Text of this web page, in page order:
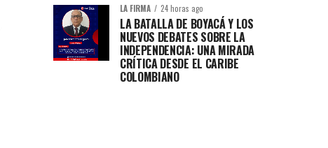
LA FIRMA 24 horas ago
LA BATALLA DE BOYACÁ Y LOS
NUEVOS DEBATES SOBRE LA
INDEPENDENCIA: UNA MIRADA
CRÍTICA DESDE EL CARIBE
COLOMBIANO